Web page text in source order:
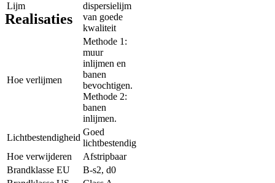
Lijm
dispersielijm
van goede
kwaliteit
Hoe verlijmen
Methode 1:
muur
inlijmen en
banen
bevochtigen.
Methode 2:
banen
inlijmen.
Lichtbestendigheid
Goed
lichtbestendig
Hoe verwijderen
Afstripbaar
Brandklasse EU
B-s2, d0
Realisaties